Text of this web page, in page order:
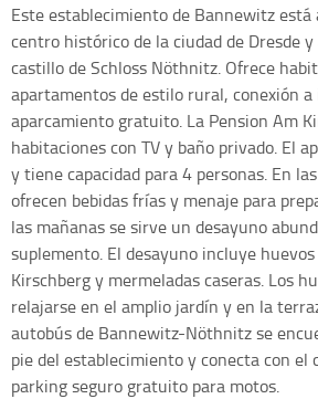
Este establecimiento de Bannewitz está
centro histórico de la ciudad de Dresde
castillo de Schloss Nöthnitz. Ofrece
apartamentos de estilo rural, conexión
aparcamiento gratuito. La Pension Am
habitaciones con TV y baño privado. El
y tiene capacidad para 4 personas. En
ofrecen bebidas frías y menaje para
las mañanas se sirve un desayuno
suplemento. El desayuno incluye
Kirschberg y mermeladas caseras. Los
relajarse en el amplio jardín y en la
autobús de Bannewitz-Nöthnitz se
pie del establecimiento y conecta con el
parking seguro gratuito para motos.